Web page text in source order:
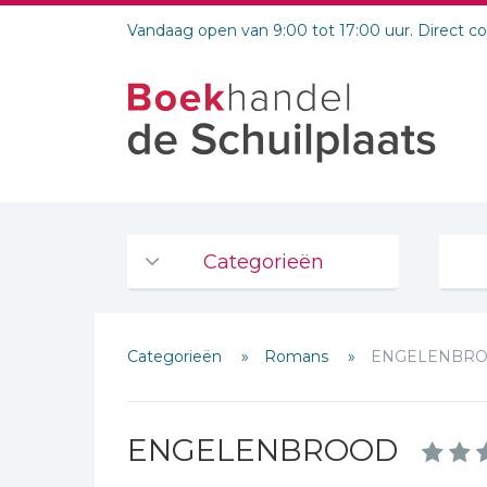
Vandaag open van 9:00 tot 17:00 uur. Direct
Categorieën
De Bijbel
Bijbelse Dagboeken 2026
Bijbelstudie groepen
Categorieën Romans
ENGELENBROOD